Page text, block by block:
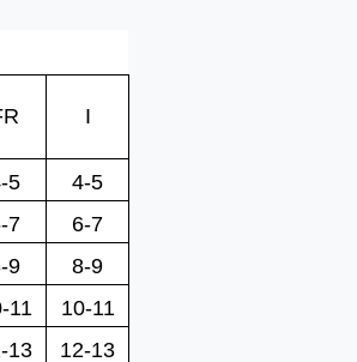
I
5
4-5
7
6-7
9
8-9
11
10-11
13 12-13